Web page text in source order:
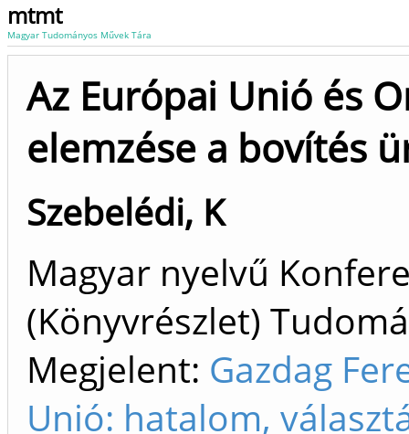
mtmt
Magyar Tudományos Művek Tára
Az Európai Unió és
elemzése a bovítés
Szebelédi, K
Magyar nyelvű
(Könyvrészlet)
Megjelent: Gazdag
Unió: hatalom,